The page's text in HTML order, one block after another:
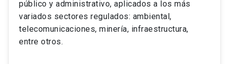
Si optas por la modalidad Full Time:
El LLM UC Full Time es una versión del programa
destinado principalmente a extranjeros, que permite
Juan Ignacio Piña Rochefort
Director Magíster en Derecho, LLM UC
público y administrativo, aplicados a los más
variados sectores regulados: ambiental,
telecomunicaciones, minería, infraestructura,
entre otros.